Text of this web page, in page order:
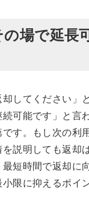
場で延長
してください」
可能です」と言
す。もし次の利
説明しても返却
短時間で返却に
限に抑えるポイ